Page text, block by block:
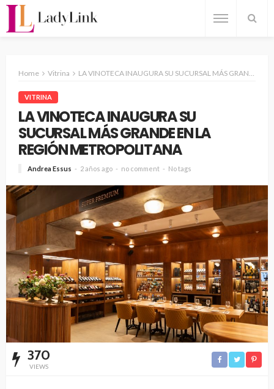
Home Vitrina LA VINOTECA INAUGURA SU SUCURSAL MÁS GRANDE EN LA REGIÓN METROPOLITANA
VITRINA
LA VINOTECA INAUGURA SU
SUCURSAL MÁS GRANDE EN LA
REGIÓN METROPOLITANA
Andrea Essus 2 años ago no comment No tags
370
VIEWS